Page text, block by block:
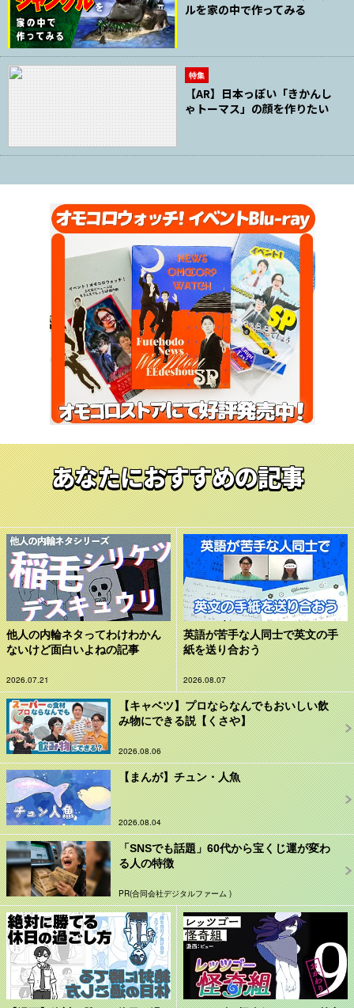
ルを家の中で作ってみる
特集
【AR】日本っぽい「きかんし
ゃトーマス」の顔を作りたい
あなたにおすすめの記事
他人の内輪ネタってわけわかん
ないけど面白いよねの記事
2026.07.21
英語が苦手な人同士で英文の手
紙を送り合おう
2026.08.07
【キャベツ】プロならなんでもおいしい飲
み物にできる説【くさや】
2026.08.06
【まんが】チュン・人魚
2026.08.04
「SNSでも話題」60代から宝くじ運が変わ
る人の特徴
PR(合同会社デジタルファーム )